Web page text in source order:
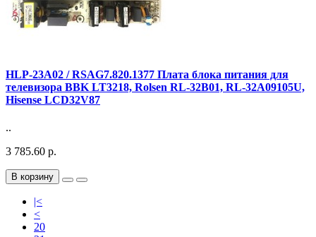
HLP-23A02 / RSAG7.820.1377 Плата блока питания для
телевизора BBK LT3218, Rolsen RL-32B01, RL-32A09105U,
Hisense LCD32V87
..
3 785.60 р.
В корзину
|<
<
20